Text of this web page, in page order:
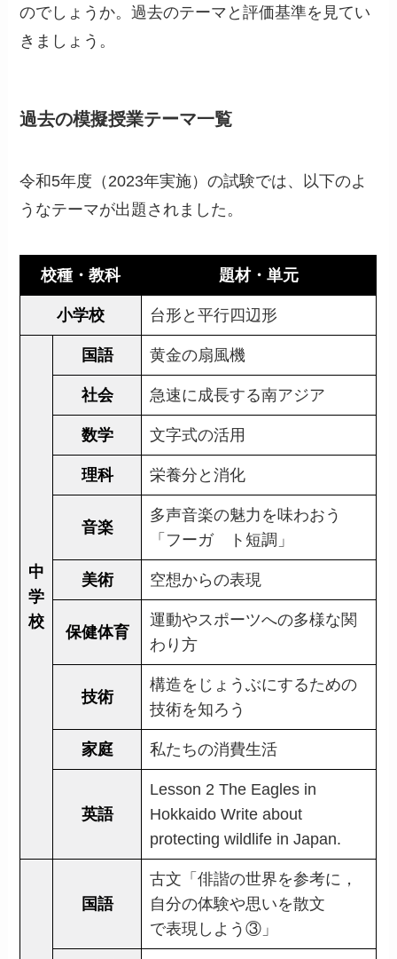
のでしょうか。過去のテーマと評価基準を見てい
きましょう。
過去の模擬授業テーマ一覧
令和5年度（2023年実施）の試験では、以下のよ
うなテーマが出題されました。
校種・教科 題材・単元
小学校 台形と平行四辺形
中
学
校
国語 黄金の扇風機
社会 急速に成長する南アジア
数学 文字式の活用
理科 栄養分と消化
音楽
多声音楽の魅力を味わおう
「フーガ ト短調」
美術 空想からの表現
保健体育
運動やスポーツへの多様な関
わり方
技術
構造をじょうぶにするための
技術を知ろう
家庭 私たちの消費生活
英語
Lesson 2 The Eagles in
Hokkaido Write about
protecting wildlife in Japan.
国語
古文「俳諧の世界を参考に，
自分の体験や思いを散文
で表現しよう③」